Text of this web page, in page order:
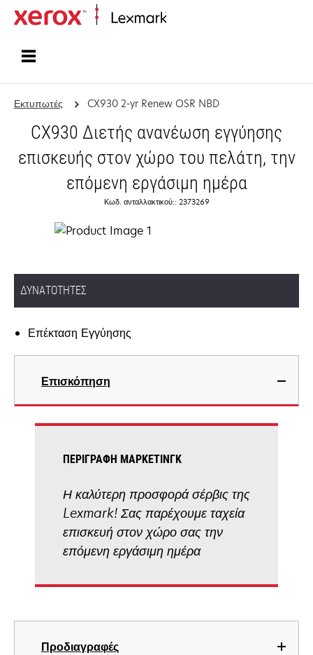
Εκτυπωτές CX930 2-yr Renew OSR NBD
CX930 Διετής ανανέωση εγγύησης
επισκευής στον χώρο του πελάτη, την
επόμενη εργάσιμη ημέρα
Κωδ. ανταλλακτικού:: 2373269
ΔΥΝΑΤΌΤΗΤΕΣ
Επέκταση Εγγύησης
Επισκόπηση
Προδιαγραφές
ΠΕΡΙΓΡΑΦΉ ΜΆΡΚΕΤΙΝΓΚ
Η καλύτερη προσφορά σέρβις της
Lexmark! Σας παρέχουμε ταχεία
επισκευή στον χώρο σας την
επόμενη εργάσιμη ημέρα